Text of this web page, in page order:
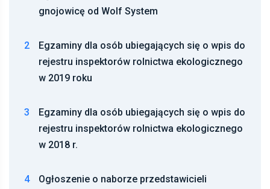
gnojowicę od Wolf System
2
Egzaminy dla osób ubiegających się o wpis do
rejestru inspektorów rolnictwa ekologicznego
w 2019 roku
3
Egzaminy dla osób ubiegających się o wpis do
rejestru inspektorów rolnictwa ekologicznego
w 2018 r.
4
Ogłoszenie o naborze przedstawicieli